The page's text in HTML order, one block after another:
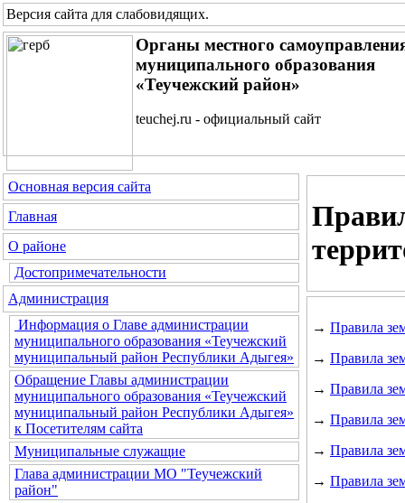
Версия сайта для слабовидящих.
Органы местного
муниципального образования
«Теучежский район»
teuchej.ru - официальный сайт
Основная версия сайта
Главная
О районе
Достопримечательности
Администрация
Информация о Главе администрации
муниципального образования «Теучежский
муниципальный район Республики Адыгея»
Обращение Главы администрации
муниципального образования «Теучежский
муниципальный район Республики Адыгея»
к Посетителям сайта
Муниципальные служащие
Глава администрации МО "Теучежский
район"
→ Правила
→ Правила
→ Правила
→ Правила
→ Правила
→ Правила